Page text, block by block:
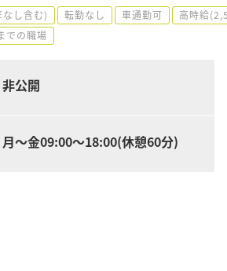
し含む) 転勤なし 車通勤可 高時給
での職場
非公開
月～金09:00～18:00(休憩60分)